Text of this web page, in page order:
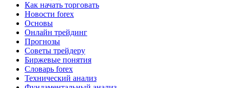
Как начать торговать
Новости forex
Основы
Онлайн трейдинг
Прогнозы
Советы трейдеру
Биржевые понятия
Словарь forex
Технический анализ